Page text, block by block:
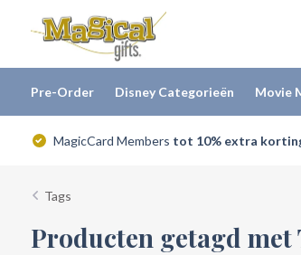
Pre-Order Disney Categorieën Movie
MagicCard Members tot 10% extra
Tags
Producten getagd